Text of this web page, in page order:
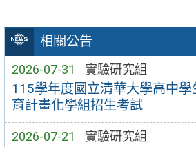
相關公告
2026-07-31 實驗研究組
115學年度國立清華大學高中
育計畫化學組招生考試
2026-07-21 實驗研究組